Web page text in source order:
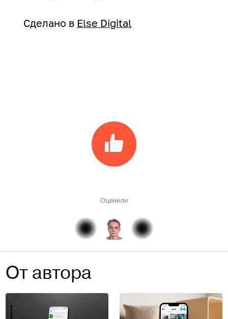
Сделано в Else Digital
Оценили
От автора